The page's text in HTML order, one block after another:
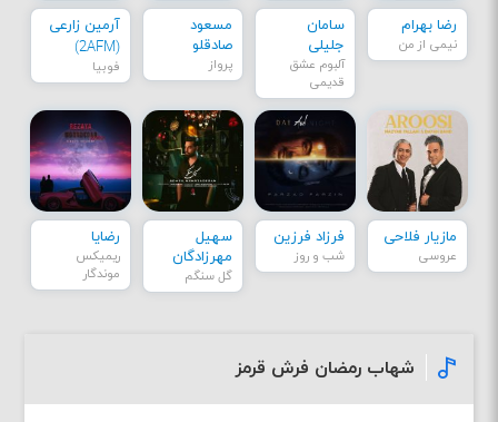
رضا بهرام
نیمی از من
سامان
جلیلی
آلبوم عشق
قدیمی
مسعود
صادقلو
پرواز
آرمین زارعی
(2AFM)
فوبیا
مازیار فلاحی
عروسی
فرزاد فرزین
شب و روز
سهیل
مهرزادگان
گل سنگم
رضایا
ریمیکس
موندگار
شهاب رمضان فرش قرمز